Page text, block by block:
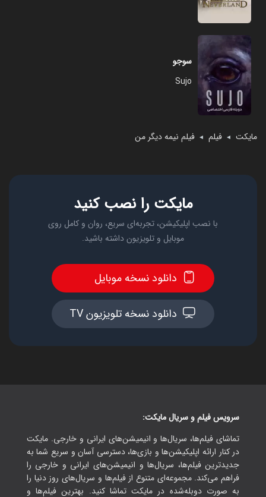
مایکت ◄ فیلم ◄ فیلم نیمه دیگر من
سوجو
Sujo
مایکت را نصب کنید
با نصب اپلیکیشن، تجربه‌ای سریع، روان و کامل روی
موبایل و تلویزیون داشته باشید.
دانلود نسخه موبایل
دانلود نسخه تلویزیون TV
سرویس فیلم و سریال مایکت:
تماشای فیلم‌ها، سریال‌ها و انیمیشن‌های ایرانی و خارجی. مایکت
در کنار ارائه اپلیکیشن‌ها و بازی‌ها، دسترسی آسان و سریع شما به
جدیدترین فیلم‌ها، سریال‌ها و انیمیشن‌های ایرانی و خارجی را
فراهم می‌کند. مجموعه‌ای متنوع از فیلم‌ها و سریال‌های روز دنیا را
به صورت دوبله‌شده در مایکت تماشا کنید. بهترین فیلم‌ها و